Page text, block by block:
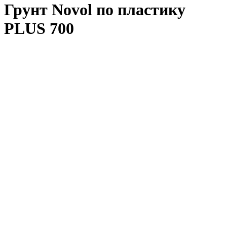
Грунт Novol по пластику
PLUS 700